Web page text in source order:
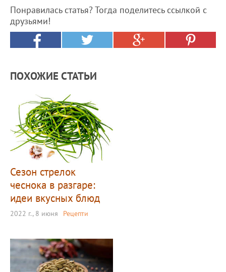
Понравилась статья? Тогда поделитесь ссылкой с
друзьями!
ПОХОЖИЕ СТАТЬИ
Сезон стрелок
чеснока в разгаре:
идеи вкусных блюд
2022 г., 8 июня Рецепти